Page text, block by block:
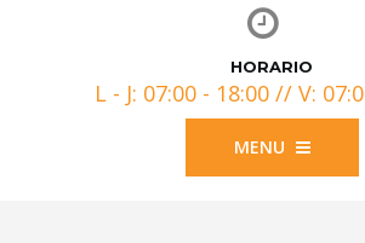
HORARIO
L - J: 07:00 - 18:00 // V:
MENU